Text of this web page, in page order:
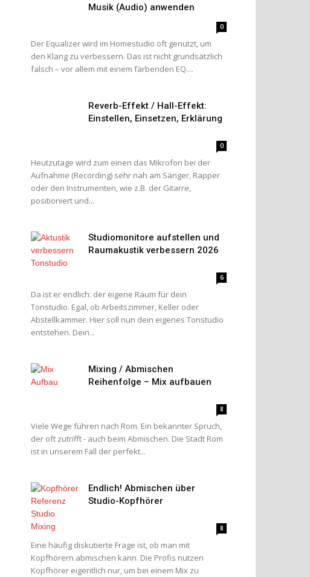
Musik (Audio) anwenden
0
Der Equalizer wird im Homestudio oft genutzt, um
den Klang zu verbessern. Das ist nicht grundsätzlich
falsch – vor allem mit einem färbenden EQ....
Reverb-Effekt / Hall-Effekt:
Einstellen, Einsetzen, Erklärung
0
Heutzutage wird zum einen das Mikrofon bei der
Aufnahme (Recording) sehr nah am Sänger, Rapper
oder den Instrumenten, wie z.B. der Gitarre,
positioniert und...
Studiomonitore aufstellen und
Raumakustik verbessern 2026
6
Da ist er endlich: der eigene Raum für dein
Tonstudio. Egal, ob Arbeitszimmer, Keller oder
Abstellkammer. Hier soll nun dein eigenes Tonstudio
entstehen. Dein...
Mixing / Abmischen
Reihenfolge – Mix aufbauen
8
Viele Wege führen nach Rom. Ein bekannter Spruch,
der oft zutrifft - auch beim Abmischen. Die Stadt Rom
ist in unserem Fall der perfekt...
Endlich! Abmischen über
Studio-Kopfhörer
8
Eine häufig diskutierte Frage ist, ob man mit
Kopfhörern abmischen kann. Die Profis nutzen
Kopfhörer eigentlich nur, um bei einem Mix zu